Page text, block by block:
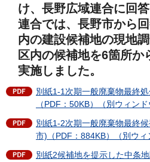
け、長野広域連合に回
連合では、長野市から
内の建設候補地の現地
区内の候補地を6箇所か
実施しました。
別紙1-1次期一般廃棄物最終
（PDF：50KB）（別ウィンド
別紙1-2次期一般廃棄物最終
市)（PDF：884KB）（別ウィ
別紙2候補地を提示した中条